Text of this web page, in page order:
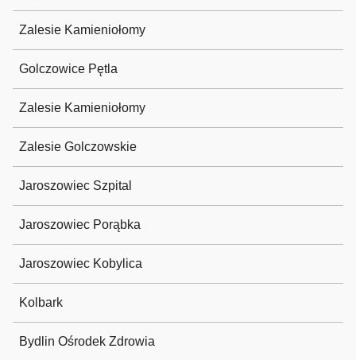
Zalesie Kamieniołomy
Golczowice Pętla
Zalesie Kamieniołomy
Zalesie Golczowskie
Jaroszowiec Szpital
Jaroszowiec Porąbka
Jaroszowiec Kobylica
Kolbark
Bydlin Ośrodek Zdrowia